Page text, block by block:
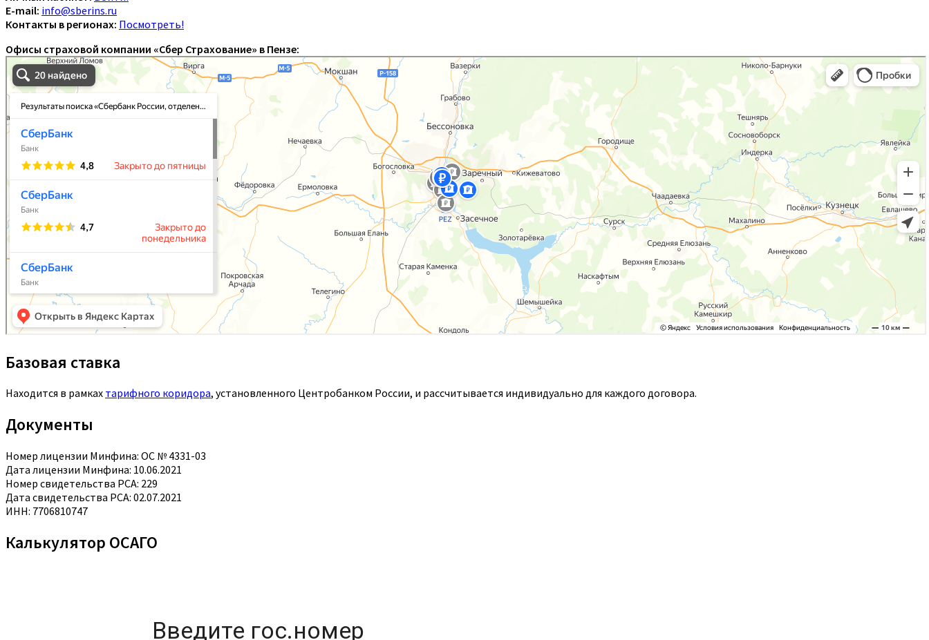
E-mail: info@sberins.ru
Контакты в регионах: Посмотреть!
Офисы страховой компании «Сбер Страхование» в Пензе:
Базовая ставка
Находится в рамках тарифного коридора, установленного Центробанком России, и рассчитывается индивидуально для каждого договора.
Документы
Номер лицензии Минфина: ОС № 4331-03
Дата лицензии Минфина: 10.06.2021
Номер свидетельства РСА: 229
Дата свидетельства РСА: 02.07.2021
ИНН: 7706810747
Калькулятор ОСАГО